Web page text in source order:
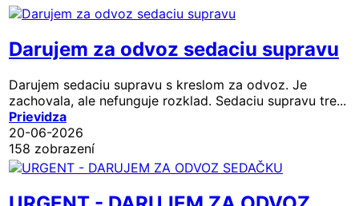
Darujem za odvoz sedaciu supravu
Darujem sedaciu supravu s kreslom za odvoz. Je
zachovala, ale nefunguje rozklad. Sedaciu supravu tre...
Prievidza
20-06-2026
158 zobrazení